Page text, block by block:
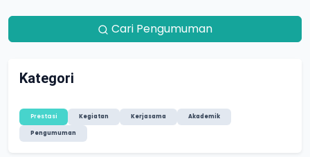
Cari Pengumuman
Kategori
Prestasi Kegiatan Kerjasama Akademik
Pengumuman